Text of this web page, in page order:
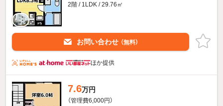
2階 / 1LDK / 29.76㎡
お問い合わせ （無料）
ほか提供
7.6万円
（管理費6,000円）